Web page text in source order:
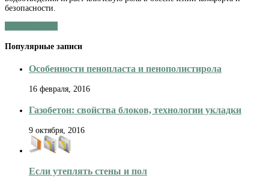
насос
безопасности.
Популярные записи
Особенности пенопласта и пенополистирола
16 февраля, 2016
Газобетон: свойства блоков, технологии укладки
9 октября, 2016
Если утеплять стены и пол